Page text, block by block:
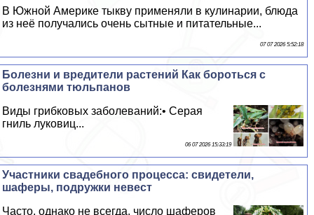
В Южной Америке тыкву применяли в кулинарии, блюда
из неё получались очень сытные и питательные...
07 07 2026 5:52:18
Болезни и вредители растений Как бороться с
болезнями тюльпанов
Виды грибковых заболеваний:• Серая
гниль луковиц...
06 07 2026 15:33:19
Участники свадебного процесса: свидетели,
шаферы, подружки невест
Часто, однако не всегда, число шаферов